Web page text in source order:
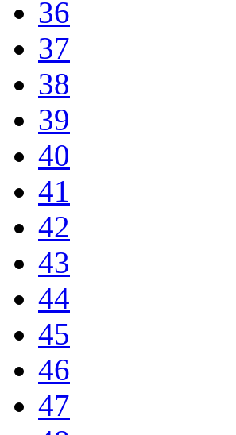
36
37
38
39
40
41
42
43
44
45
46
47